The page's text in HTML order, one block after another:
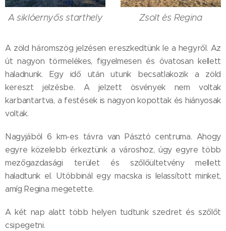
A siklóernyős starthely Zsolt és Regina
A zöld háromszög jelzésen ereszkedtünk le a hegyről. Az
út nagyon törmelékes, figyelmesen és óvatosan kellett
haladnunk. Egy idő után utunk becsatlakozik a zöld
kereszt jelzésbe. A jelzett ösvények nem voltak
karbantartva, a festések is nagyon kopottak és hiányosak
voltak.
Nagyjából 6 km-es távra van Pásztó centruma. Ahogy
egyre közelebb érkeztünk a városhoz, úgy egyre több
mezőgazdasági terület és szőlőültetvény mellett
haladtunk el. Utóbbinál egy macska is lelassított minket,
amíg Regina megetette.
A két nap alatt több helyen tudtunk szedret és szőlőt
csipegetni.